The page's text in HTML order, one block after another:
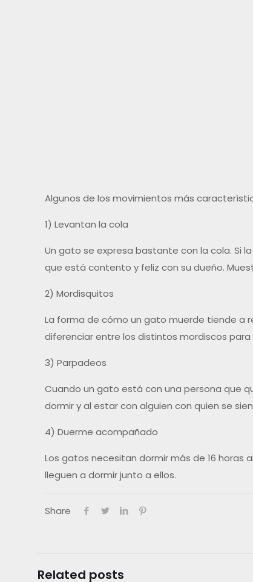
Algunos de los movimientos más
1) Levantan la cola
Un gato se expresa bastante con la cola. Si
que está contento y feliz con su dueño.
2) Mordisquitos
La forma de cómo un gato muerde tiende a
diferenciar entre los distintos mordiscos
3) Parpadeos
Cuando un gato está con una persona que
dormir y al estar con alguien con quien se
4) Duerme acompañado
Los gatos necesitan dormir más de 16 horas
lleguen a dormir junto a ellos.
Share
Related posts